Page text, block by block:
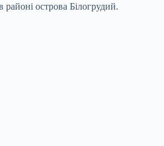
районі острова Білогрудий.